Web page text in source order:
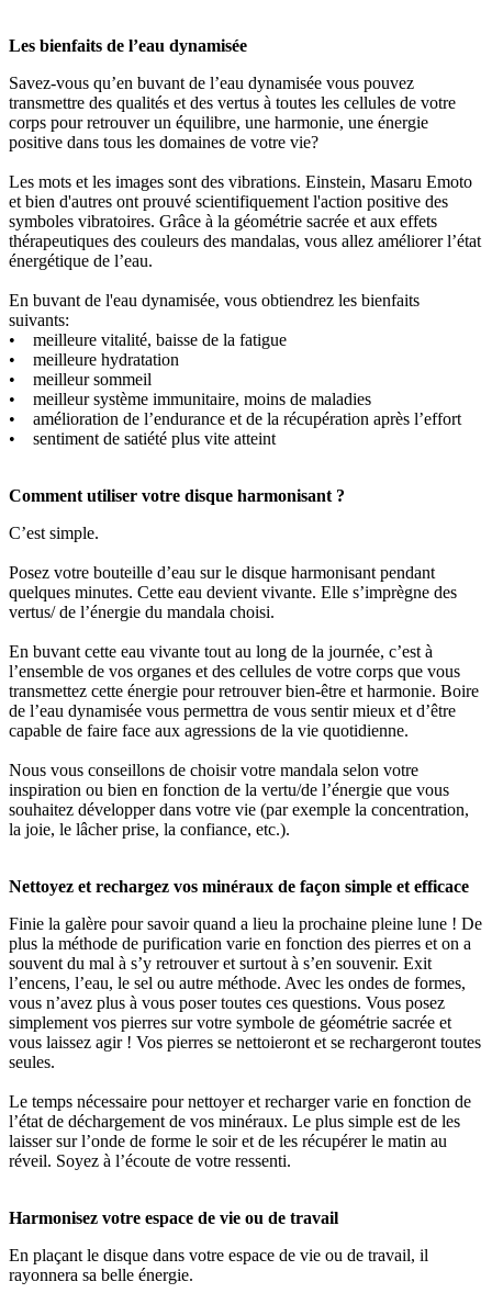
Les bienfaits de l’eau dynamisée
Savez-vous qu’en buvant de l’eau dynamisée vous pouvez
transmettre des qualités et des vertus à toutes les cellules de votre
corps pour retrouver un équilibre, une harmonie, une énergie
positive dans tous les domaines de votre vie?
Les mots et les images sont des vibrations. Einstein, Masaru Emoto
et bien d'autres ont prouvé scientifiquement l'action positive des
symboles vibratoires. Grâce à la géométrie sacrée et aux effets
thérapeutiques des couleurs des mandalas, vous allez améliorer l’état
énergétique de l’eau.
En buvant de l'eau dynamisée, vous obtiendrez les bienfaits
suivants:
• meilleure vitalité, baisse de la fatigue
• meilleure hydratation
• meilleur sommeil
• meilleur système immunitaire, moins de maladies
• amélioration de l’endurance et de la récupération après l’effort
• sentiment de satiété plus vite atteint
Comment utiliser votre disque harmonisant ?
C’est simple.
Posez votre bouteille d’eau sur le disque harmonisant pendant
quelques minutes. Cette eau devient vivante. Elle s’imprègne des
vertus/ de l’énergie du mandala choisi.
En buvant cette eau vivante tout au long de la journée, c’est à
l’ensemble de vos organes et des cellules de votre corps que vous
transmettez cette énergie pour retrouver bien-être et harmonie. Boire
de l’eau dynamisée vous permettra de vous sentir mieux et d’être
capable de faire face aux agressions de la vie quotidienne.
Nous vous conseillons de choisir votre mandala selon votre
inspiration ou bien en fonction de la vertu/de l’énergie que vous
souhaitez développer dans votre vie (par exemple la concentration,
la joie, le lâcher prise, la confiance, etc.).
Nettoyez et rechargez vos minéraux de façon simple et efficace
Finie la galère pour savoir quand a lieu la prochaine pleine lune ! De
plus la méthode de purification varie en fonction des pierres et on a
souvent du mal à s’y retrouver et surtout à s’en souvenir. Exit
l’encens, l’eau, le sel ou autre méthode. Avec les ondes de formes,
vous n’avez plus à vous poser toutes ces questions. Vous posez
simplement vos pierres sur votre symbole de géométrie sacrée et
vous laissez agir ! Vos pierres se nettoieront et se rechargeront toutes
seules.
Le temps nécessaire pour nettoyer et recharger varie en fonction de
l’état de déchargement de vos minéraux. Le plus simple est de les
laisser sur l’onde de forme le soir et de les récupérer le matin au
réveil. Soyez à l’écoute de votre ressenti.
Harmonisez votre espace de vie ou de travail
En plaçant le disque dans votre espace de vie ou de travail, il
rayonnera sa belle énergie.